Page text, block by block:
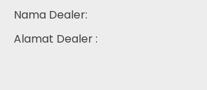
Nama Dealer:
Alamat Dealer :